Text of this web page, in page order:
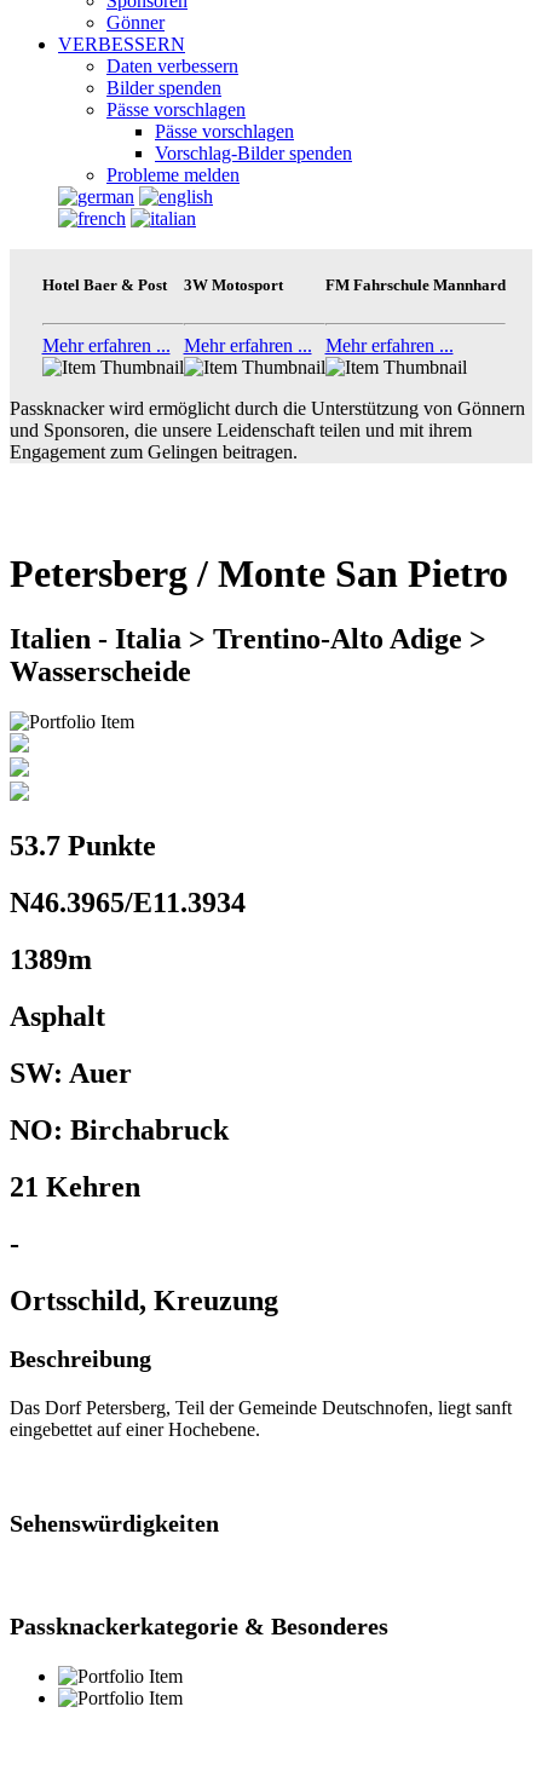
Gönner
VERBESSERN
Daten verbessern
Bilder spenden
Pässe vorschlagen
Pässe vorschlagen
Vorschlag-Bilder spenden
Probleme melden
Hotel Baer & Post
Mehr erfahren ...
3W Motosport
Mehr erfahren ...
FM Fahrschule Mannhard
Mehr erfahren ...
Passknacker wird ermöglicht durch die Unterstützung von Gönnern
und Sponsoren, die unsere Leidenschaft teilen und mit ihrem
Engagement zum Gelingen beitragen.
Petersberg / Monte San Pietro
Italien - Italia > Trentino-Alto Adige >
Wasserscheide
53.7 Punkte
N46.3965/E11.3934
1389m
Asphalt
SW: Auer
NO: Birchabruck
21 Kehren
-
Ortsschild, Kreuzung
Beschreibung
Das Dorf Petersberg, Teil der Gemeinde Deutschnofen, liegt sanft
eingebettet auf einer Hochebene.
Sehenswürdigkeiten
Passknackerkategorie & Besonderes